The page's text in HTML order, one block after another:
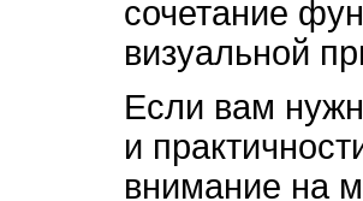
сочетание
визуальной
Если вам
и
внимание на